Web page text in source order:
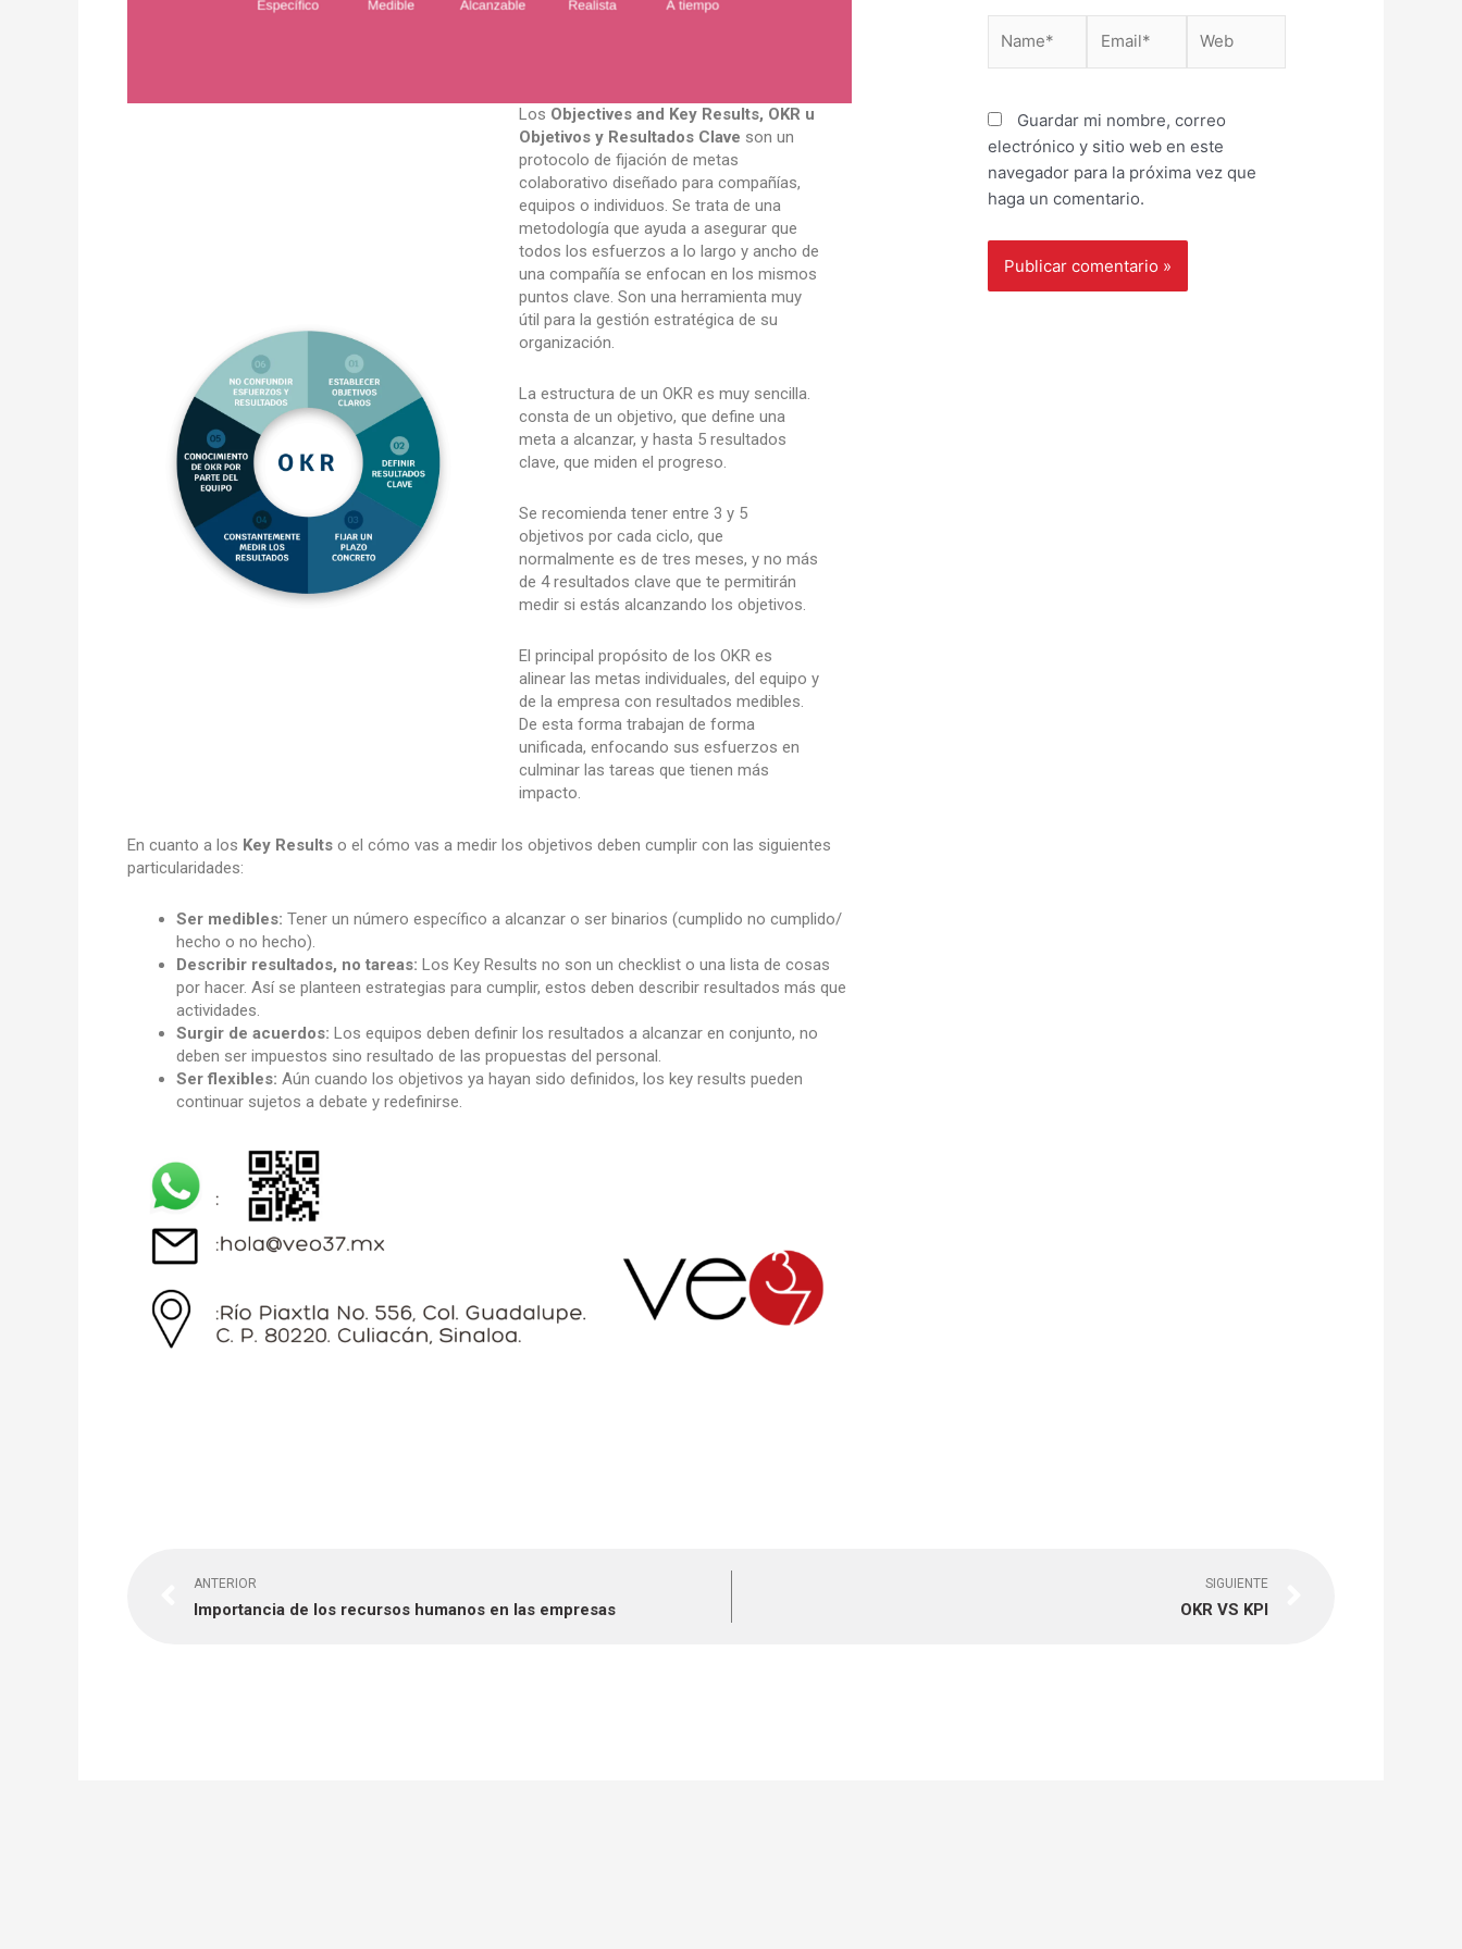
Los Objectives and Key Results, OKR u
Objetivos y Resultados Clave son un
protocolo de fijación de metas
colaborativo diseñado para compañías,
equipos o individuos. Se trata de una
metodología que ayuda a asegurar que
todos los esfuerzos a lo largo y ancho de
una compañía se enfocan en los mismos
puntos clave. Son una herramienta muy
útil para la gestión estratégica de su
organización.
La estructura de un OKR es muy sencilla.
consta de un objetivo, que define una
meta a alcanzar, y hasta 5 resultados
clave, que miden el progreso.
Se recomienda tener entre 3 y 5
objetivos por cada ciclo, que
normalmente es de tres meses, y no más
de 4 resultados clave que te permitirán
medir si estás alcanzando los objetivos.
El principal propósito de los OKR es
alinear las metas individuales, del equipo y
de la empresa con resultados medibles.
De esta forma trabajan de forma
unificada, enfocando sus esfuerzos en
culminar las tareas que tienen más
impacto.
En cuanto a los Key Results o el cómo vas a medir los objetivos deben cumplir con las siguientes
particularidades:
Ser medibles: Tener un número específico a alcanzar o ser binarios (cumplido no cumplido/
hecho o no hecho).
Describir resultados, no tareas: Los Key Results no son un checklist o una lista de cosas
por hacer. Así se planteen estrategias para cumplir, estos deben describir resultados más que
actividades.
Surgir de acuerdos: Los equipos deben definir los resultados a alcanzar en conjunto, no
deben ser impuestos sino resultado de las propuestas del personal.
Ser flexibles: Aún cuando los objetivos ya hayan sido definidos, los key results pueden
continuar sujetos a debate y redefinirse.
Guardar mi nombre, correo
electrónico y sitio web en este
navegador para la próxima vez que
haga un comentario.
ANTERIOR
Importancia de los recursos humanos en las empresas
SIGUIENTE
OKR VS KPI